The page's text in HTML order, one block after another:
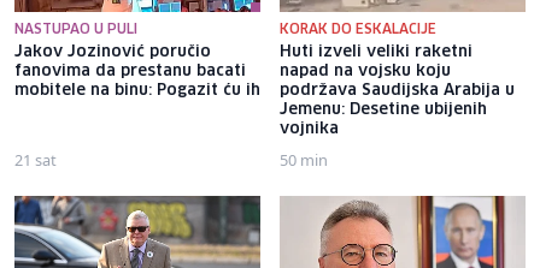
NASTUPAO U PULI
Jakov Jozinović poručio
fanovima da prestanu bacati
mobitele na binu: Pogazit ću ih
21 sat
KORAK DO ESKALACIJE
Huti izveli veliki raketni
napad na vojsku koju
podržava Saudijska Arabija u
Jemenu: Desetine ubijenih
vojnika
50 min